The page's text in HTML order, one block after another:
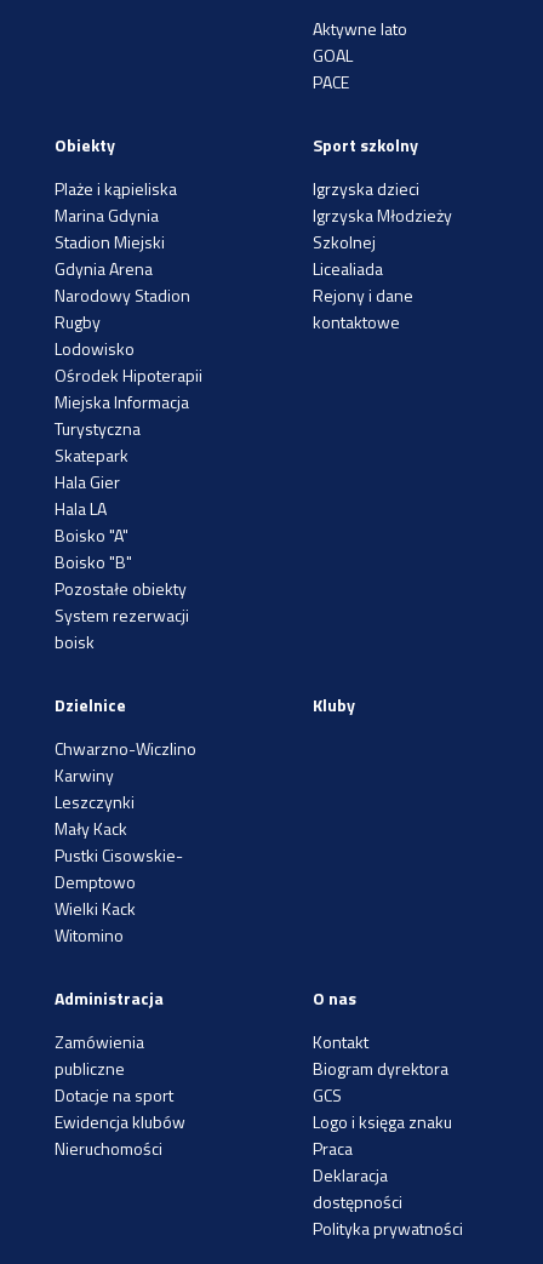
Aktywne lato
GOAL
PACE
Obiekty
Plaże i kąpieliska
Marina Gdynia
Stadion Miejski
Gdynia Arena
Narodowy Stadion
Rugby
Lodowisko
Ośrodek Hipoterapii
Miejska Informacja
Turystyczna
Skatepark
Hala Gier
Hala LA
Boisko "A"
Boisko "B"
Pozostałe obiekty
System rezerwacji
boisk
Sport szkolny
Igrzyska dzieci
Igrzyska Młodzieży
Szkolnej
Licealiada
Rejony i dane
kontaktowe
Dzielnice
Chwarzno-Wiczlino
Karwiny
Leszczynki
Mały Kack
Pustki Cisowskie-
Demptowo
Wielki Kack
Witomino
Kluby
Administracja
Zamówienia
publiczne
Dotacje na sport
Ewidencja klubów
Nieruchomości
O nas
Kontakt
Biogram dyrektora
GCS
Logo i księga znaku
Praca
Deklaracja
dostępności
Polityka prywatności